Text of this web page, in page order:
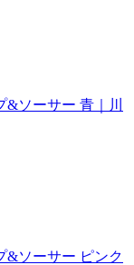
&ソーサー 青｜川
&ソーサー ピンク